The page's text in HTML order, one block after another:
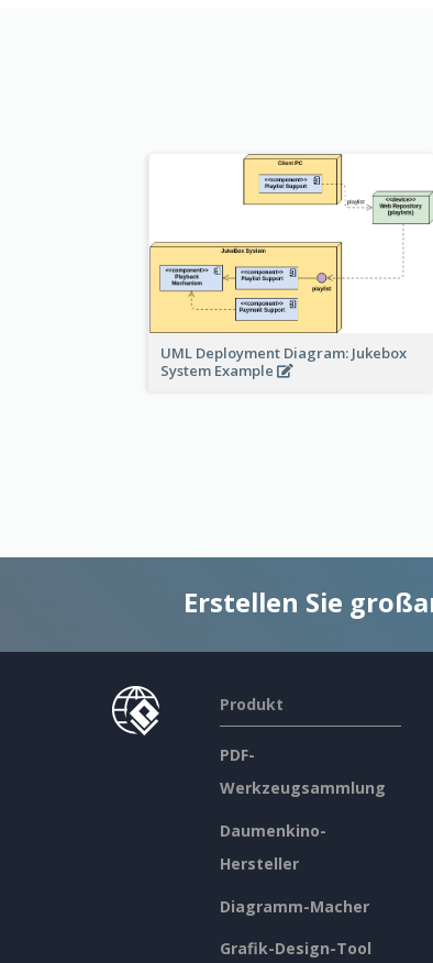
UML Deployment Diagram: Jukebox
System Example
Erstellen Sie
Produkt
PDF-
Werkzeugsammlung
Daumenkino-
Hersteller
Diagramm-Macher
Grafik-Design-Tool